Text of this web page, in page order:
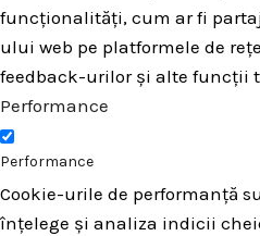
funcționalități, cum ar fi
ului web pe platformele de
feedback-urilor și alte funcții
Performance
Performance
Cookie-urile de performanță
înțelege și analiza indicii